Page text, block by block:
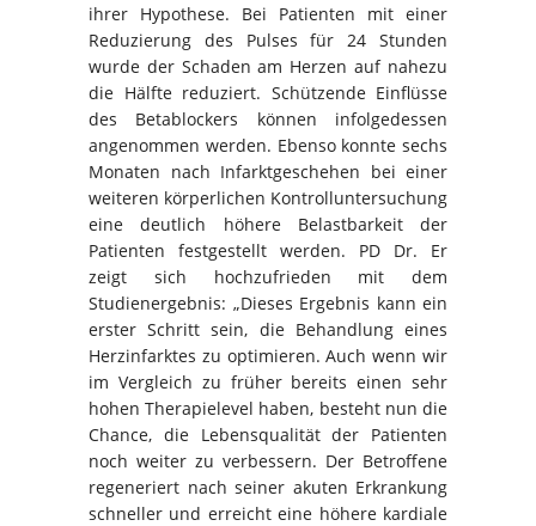
ihrer Hypothese. Bei Patienten mit einer
Reduzierung des Pulses für 24 Stunden
wurde der Schaden am Herzen auf nahezu
die Hälfte reduziert. Schützende Einflüsse
des Betablockers können infolgedessen
angenommen werden. Ebenso konnte sechs
Monaten nach Infarktgeschehen bei einer
weiteren körperlichen Kontrolluntersuchung
eine deutlich höhere Belastbarkeit der
Patienten festgestellt werden. PD Dr. Er
zeigt sich hochzufrieden mit dem
Studienergebnis: „Dieses Ergebnis kann ein
erster Schritt sein, die Behandlung eines
Herzinfarktes zu optimieren. Auch wenn wir
im Vergleich zu früher bereits einen sehr
hohen Therapielevel haben, besteht nun die
Chance, die Lebensqualität der Patienten
noch weiter zu verbessern. Der Betroffene
regeneriert nach seiner akuten Erkrankung
schneller und erreicht eine höhere kardiale